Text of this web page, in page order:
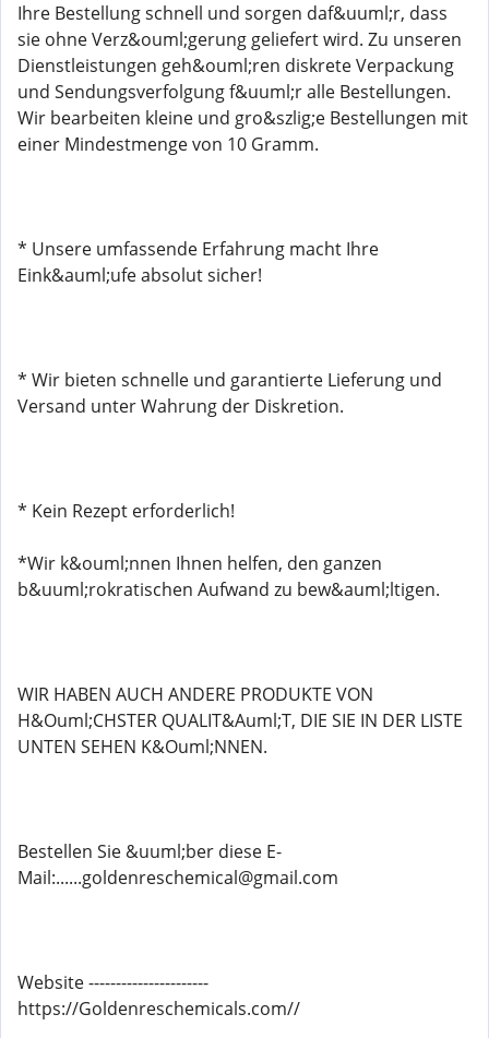
Ihre Bestellung schnell und sorgen daf&uuml;r, dass
sie ohne Verz&ouml;gerung geliefert wird. Zu unseren
Dienstleistungen geh&ouml;ren diskrete Verpackung
und Sendungsverfolgung f&uuml;r alle Bestellungen.
Wir bearbeiten kleine und gro&szlig;e Bestellungen mit
einer Mindestmenge von 10 Gramm.
* Unsere umfassende Erfahrung macht Ihre
Eink&auml;ufe absolut sicher!
* Wir bieten schnelle und garantierte Lieferung und
Versand unter Wahrung der Diskretion.
* Kein Rezept erforderlich!
*Wir k&ouml;nnen Ihnen helfen, den ganzen
b&uuml;rokratischen Aufwand zu bew&auml;ltigen.
WIR HABEN AUCH ANDERE PRODUKTE VON
H&Ouml;CHSTER QUALIT&Auml;T, DIE SIE IN DER LISTE
UNTEN SEHEN K&Ouml;NNEN.
Bestellen Sie &uuml;ber diese E-
Mail:......goldenreschemical@gmail.com
Website ----------------------
https://Goldenreschemicals.com//